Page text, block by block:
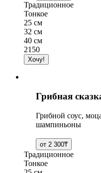
Традиционное
Тонкое
25 см
32 см
40 см
2150
Грибная
Грибной соус,
шампиньоны
Традиционное
Тонкое